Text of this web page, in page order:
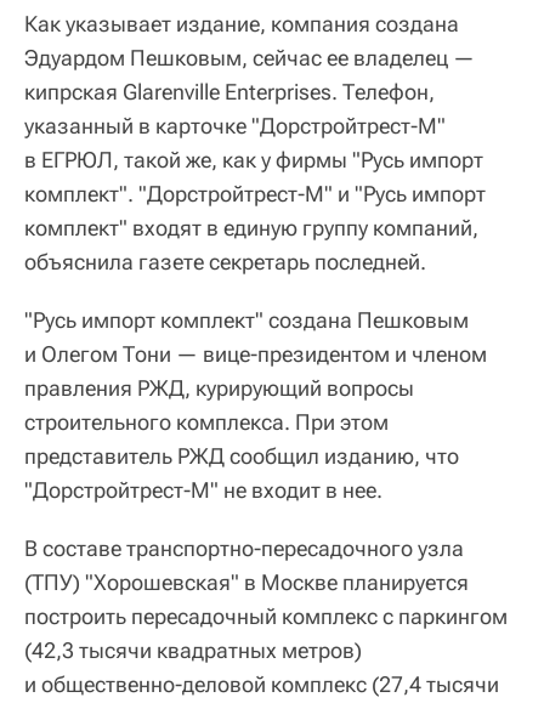
Как указывает издание, компания создана
Эдуардом Пешковым, сейчас ее владелец —
кипрская Glarenville Enterprises. Телефон,
указанный в карточке "Дорстройтрест-М"
в ЕГРЮЛ, такой же, как у фирмы "Русь импорт
комплект". "Дорстройтрест-М" и "Русь импорт
комплект" входят в единую группу компаний,
объяснила газете секретарь последней.
"Русь импорт комплект" создана Пешковым
и Олегом Тони — вице-президентом и членом
правления РЖД, курирующий вопросы
строительного комплекса. При этом
представитель РЖД сообщил изданию, что
"Дорстройтрест-М" не входит в нее.
В составе транспортно-пересадочного узла
(ТПУ) "Хорошевская" в Москве планируется
построить пересадочный комплекс с паркингом
(42,3 тысячи квадратных метров)
и общественно-деловой комплекс (27,4 тысячи